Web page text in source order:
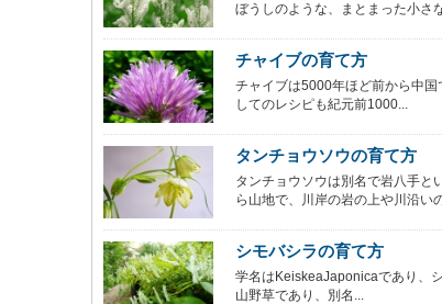
ぼうしのような、まとまった小さ
チャイブの育て方
チャイブは5000年ほど前から中
してのレシピも紀元前1000...
タンチョウソウの育て方
タンチョウソウは別名で岩八手と
ら山地で、川岸の岩の上や川沿い
シモバシラの育て方
学名はKeiskeaJaponicaであり、
山野草であり、別名...